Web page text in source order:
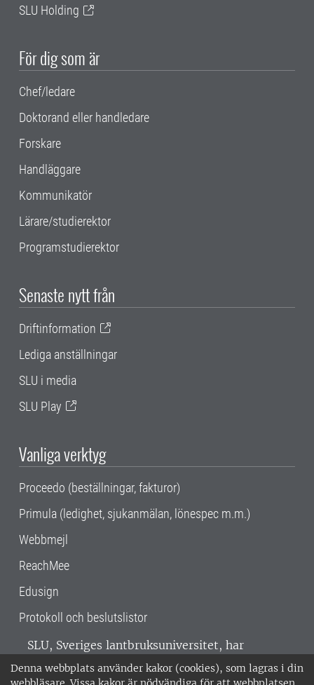
Denna webbplats använder kakor (cookies), som lagras i din
SLU Holding
För dig som är
Chef/ledare
Doktorand eller handledare
Forskare
Handläggare
Kommunikatör
Lärare/studierektor
Programstudierektor
Senaste nytt från
Driftinformation
Lediga anställningar
SLU i media
SLU Play
Vanliga verktyg
Proceedo (beställningar, fakturor)
Primula (ledighet, sjukanmälan, lönespec m.m.)
Webbmejl
ReachMee
Edusign
Protokoll och beslutslistor
SLU, Sveriges lantbruksuniversitet, har
verksamhet över hela Sverige. Huvudorter är
Alnarp, Uppsala och Umeå.SLU är